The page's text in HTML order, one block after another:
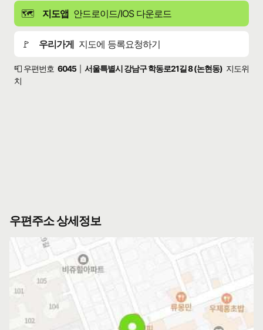
🗺️ 지도앱 안드로이드/IOS 다운로드
🚩 우리가게 지도에 등록요청하기
📮 우편번호 6045 서울특별시 강남구 학동로21길 8 (논현동) 지도위
치
우편주소 상세정보